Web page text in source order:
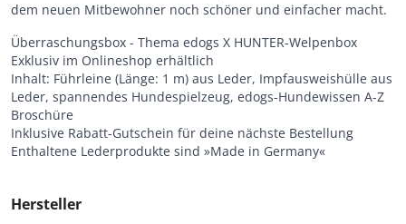
dem neuen Mitbewohner noch schöner und einfacher macht.
Überraschungsbox - Thema edogs X HUNTER-Welpenbox
Exklusiv im Onlineshop erhältlich
Inhalt: Führleine (Länge: 1 m) aus Leder, Impfausweishülle aus
Leder, spannendes Hundespielzeug, edogs-Hundewissen A-Z
Broschüre
Inklusive Rabatt-Gutschein für deine nächste Bestellung
Enthaltene Lederprodukte sind »Made in Germany«
Hersteller